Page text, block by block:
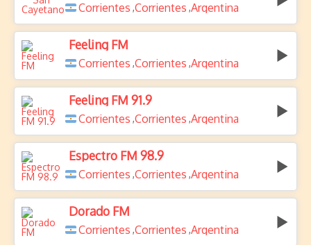
Corrientes ,Corrientes ,Argentina
Feeling FM
Corrientes ,Corrientes ,Argentina
Feeling FM 91.9
Corrientes ,Corrientes ,Argentina
Espectro FM 98.9
Corrientes ,Corrientes ,Argentina
Dorado FM
Corrientes ,Corrientes ,Argentina